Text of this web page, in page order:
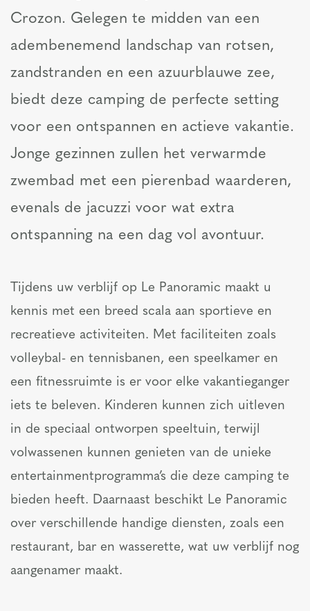
Crozon. Gelegen te midden van een
adembenemend landschap van rotsen,
zandstranden en een azuurblauwe zee,
biedt deze camping de perfecte setting
voor een ontspannen en actieve vakantie.
Jonge gezinnen zullen het verwarmde
zwembad met een pierenbad waarderen,
evenals de jacuzzi voor wat extra
ontspanning na een dag vol avontuur.
Tijdens uw verblijf op Le Panoramic maakt u
kennis met een breed scala aan sportieve en
recreatieve activiteiten. Met faciliteiten zoals
volleybal- en tennisbanen, een speelkamer en
een fitnessruimte is er voor elke vakantieganger
iets te beleven. Kinderen kunnen zich uitleven
in de speciaal ontworpen speeltuin, terwijl
volwassenen kunnen genieten van de unieke
entertainmentprogramma’s die deze camping te
bieden heeft. Daarnaast beschikt Le Panoramic
over verschillende handige diensten, zoals een
restaurant, bar en wasserette, wat uw verblijf nog
aangenamer maakt.